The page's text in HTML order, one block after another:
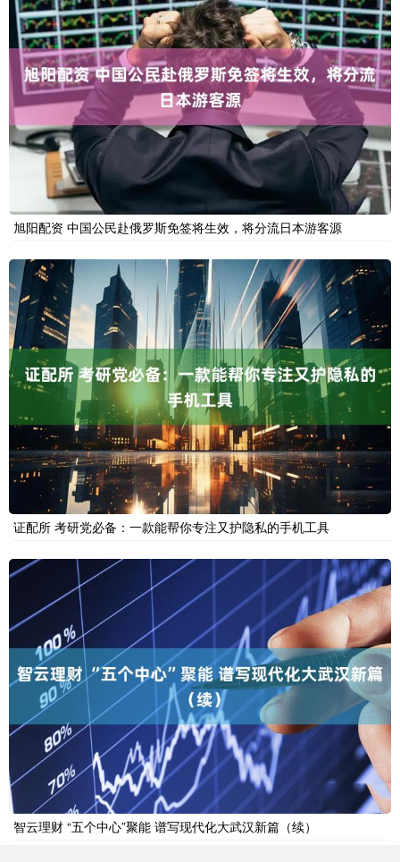
旭阳配资 中国公民赴俄罗斯免签将生效，将分流日本游客源
证配所 考研党必备：一款能帮你专注又护隐私的手机工具
智云理财 “五个中心”聚能 谱写现代化大武汉新篇（续）